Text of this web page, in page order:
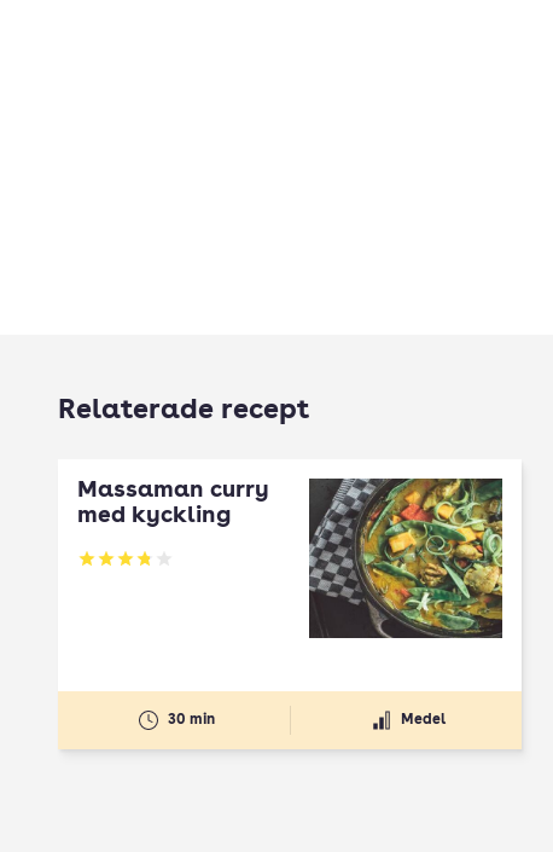
Relaterade recept
Massaman curry
med kyckling
Betyg: 3.83 av 5
30 min Medel